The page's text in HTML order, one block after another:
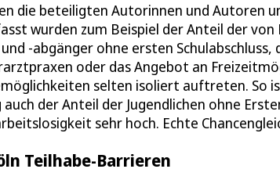
die beteiligten Autorinnen und Autoren
wurden zum Beispiel der Anteil der
-abgänger ohne ersten
oder das Angebot an
selten isoliert auftreten. So
der Anteil der Jugendlichen ohne
sehr hoch. Echte
Teilhabe-Barrieren